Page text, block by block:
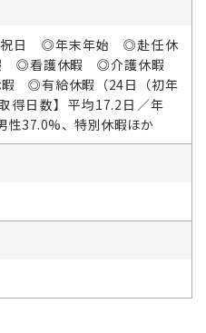
日 ◎年末年始 ◎赴任休
◎看護休暇 ◎介護休暇
◎有給休暇（24日（初年
得日数】平均17.2日／年
性37.0%、特別休暇ほか